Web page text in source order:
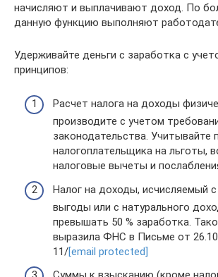
начисляют и выплачивают доход. По
данную функцию выполняют
Удерживайте деньги с заработка с
принципов:
Расчет налога на доходы
производите с учетом
законодательства. Учитывайте
налогоплательщика на льготы,
налоговые вычеты и
Налог на доходы, исчисляемый
выгоды или с натурального
превышать 50 % заработка.
выразила ФНС в Письме от
11/[email protected]